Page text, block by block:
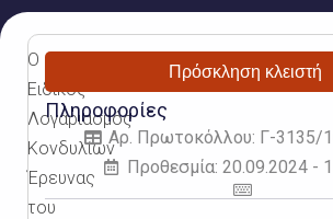
Ο
Ειδικός
Λογαριασμός
Κονδυλίων
Έρευνας
του
Πρόσκληση κλειστή
Πληροφορίες
Αρ. Πρωτοκόλλου: Γ-3135/
Προθεσμία: 20.09.2024 -